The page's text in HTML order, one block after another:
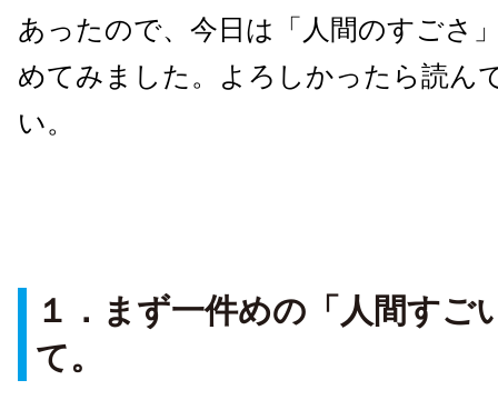
あったので、今日は「人間のすごさ
めてみました。よろしかったら読ん
い。
１．まず一件めの「人間すご
て。